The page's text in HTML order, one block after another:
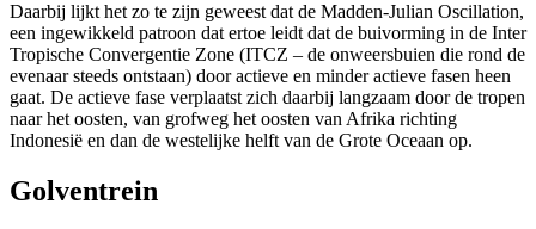
Daarbij lijkt het zo te zijn geweest dat de Madden-Julian Oscillation,
een ingewikkeld patroon dat ertoe leidt dat de buivorming in de Inter
Tropische Convergentie Zone (ITCZ – de onweersbuien die rond de
evenaar steeds ontstaan) door actieve en minder actieve fasen heen
gaat. De actieve fase verplaatst zich daarbij langzaam door de tropen
naar het oosten, van grofweg het oosten van Afrika richting
Indonesië en dan de westelijke helft van de Grote Oceaan op.
Golventrein